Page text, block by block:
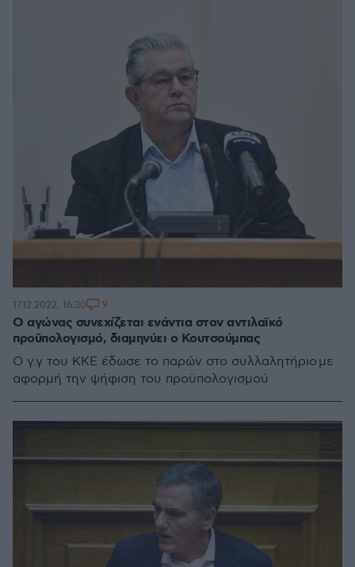
Ο αγώνας συνεχίζεται ενάντια στον αντιλαϊκό
προϋπολογισμό, διαμηνύει ο Κουτσούμπας
Ο γ.γ του ΚΚΕ έδωσε το παρών στο συλλαλητήριο με
αφορμή την ψήφιση του προϋπολογισμού
17.12.2022, 16:30 9